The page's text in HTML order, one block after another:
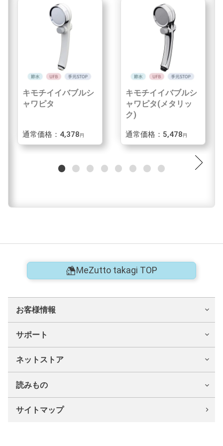
キモチイイバブルシ
ャワピタ
通常価格：4,378円
キモチイイバブルシ
ャワピタ(メタリッ
ク)
通常価格：5,478円
MeZutto takagi TOP
お客様情報
サポート
ネットストア
読みもの
サイトマップ